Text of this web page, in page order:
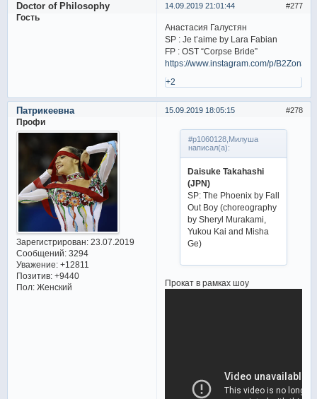
277
14.09.2019 21:01:44
Doctor of Philosophy
Гость
Анастасия Галустян
SP : Je t’aime by Lara Fabian
FP : OST “Corpse Bride”
https://www.instagram.com/p/
+2
278
15.09.2019 18:05:15
Патрикеевна
Профи
Зарегистрирован: 23.07.2019
Сообщений:3294
Уважение: +12811
Позитив: +9440
Пол:Женский
#p1060128,Милуша
написал(а):
Daisuke Takahashi
(JPN)
SP: The Phoenix by Fall
Out Boy (choreography
by Sheryl Murakami,
Yukou Kai and Misha
Ge)
Прокат в рамках шоу